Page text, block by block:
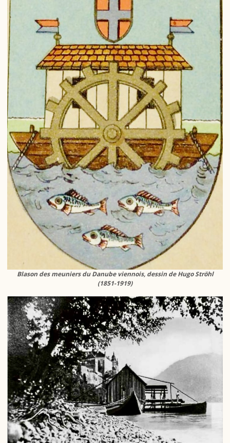
Blason des meuniers du Danube viennois, dessin de Hugo Ströhl
(1851-1919)